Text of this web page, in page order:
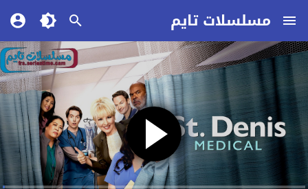
مسلسلات تايم